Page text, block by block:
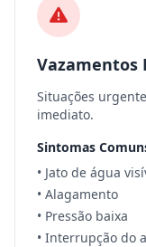
Vazamentos
Situações
imediato.
Sintomas
• Jato de água
• Alagamento
• Pressão baixa
• Interrupção do